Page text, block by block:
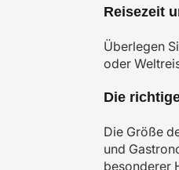
Reisezeit
Überlegen
oder
Die
Die Größe
und
besonderer